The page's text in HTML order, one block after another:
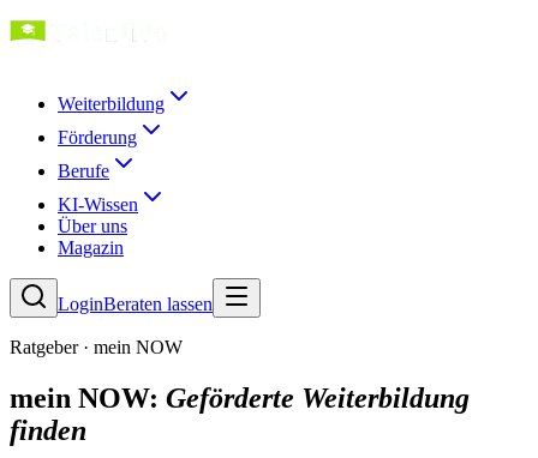
Weiterbildung
Förderung
Berufe
KI-Wissen
Über uns
Magazin
LoginBeraten lassen
Ratgeber · mein NOW
mein NOW: Geförderte Weiterbildung
finden